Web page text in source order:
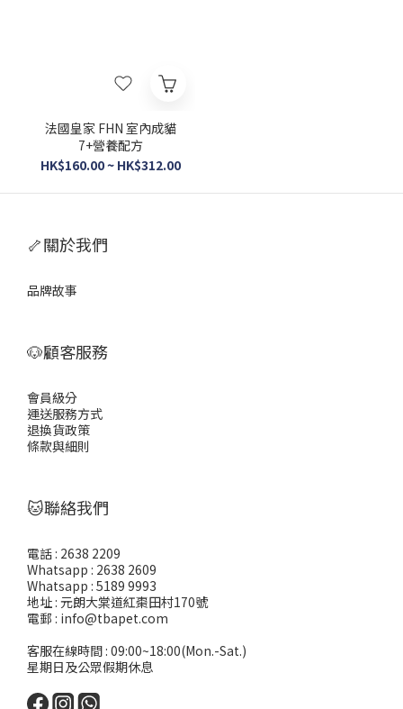
法國皇家 FHN 室內成貓
7+營養配方
HK$160.00 ~ HK$312.00
🦴關於我們
品牌故事
🐶顧客服務
會員級分
運送服務方式
退換貨政策
條款與細則
🐱聯絡我們
電話 : 2638 2209
Whatsapp : 2638 2609
Whatsapp : 5189 9993
地址 : 元朗大棠道紅棗田村170號
電郵 : info@tbapet.com
客服在線時間 : 09:00~18:00(Mon.-Sat.)
星期日及公眾假期休息